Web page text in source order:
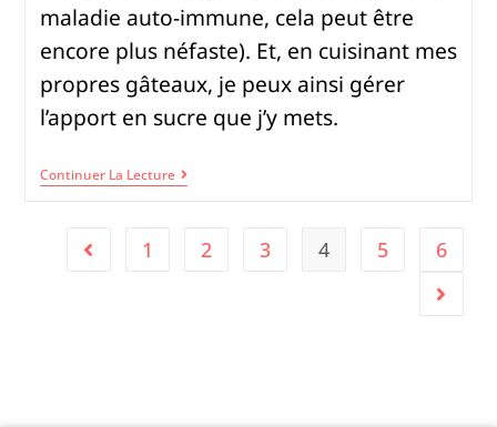
maladie auto-immune, cela peut être
encore plus néfaste). Et, en cuisinant mes
propres gâteaux, je peux ainsi gérer
l’apport en sucre que j’y mets.
Continuer La Lecture
1 2 3 4 5 6